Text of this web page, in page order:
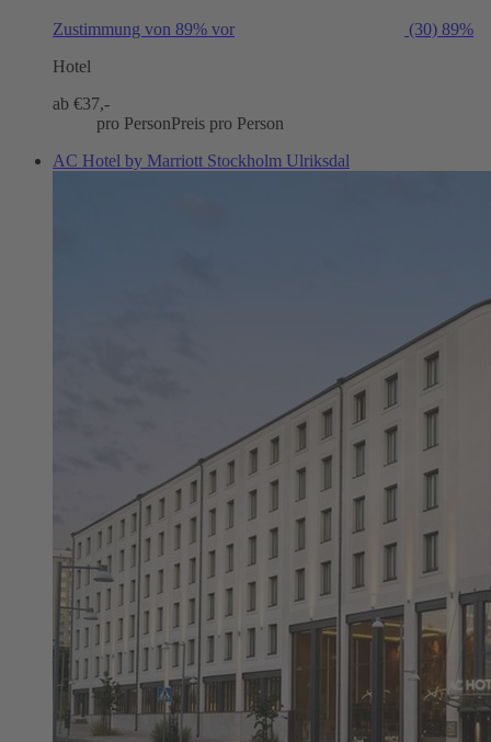
Zustimmung von 89% vor (30) 89%
Hotel
ab €37,-
pro PersonPreis pro Person
AC Hotel by Marriott Stockholm Ulriksdal